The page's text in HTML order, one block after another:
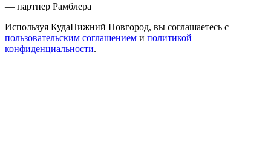
— партнер Рамблера
Используя КудаНижний Новгород, вы соглашаетесь с
пользовательским соглашением и политикой
конфиденциальности.